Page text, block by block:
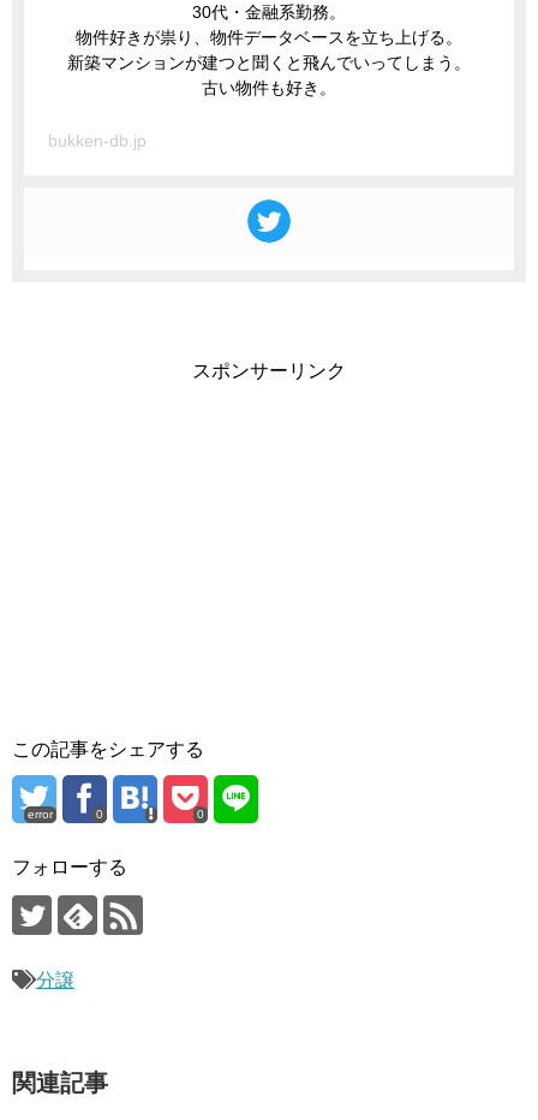
30代・金融系勤務。
物件好きが祟り、物件データベースを立ち上げる。
新築マンションが建つと聞くと飛んでいってしまう。
古い物件も好き。
bukken-db.jp
スポンサーリンク
この記事をシェアする
error 0 0
フォローする
分譲
関連記事